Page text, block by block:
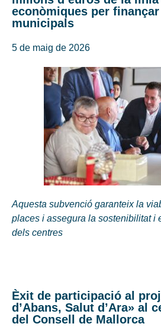
econòmiques per
municipals
5 de maig de 2026
Aquesta subvenció garanteix la
places i assegura la sostenibilitat i
dels centres
Èxit de participació al
d’Abans, Salut d’Ara» al
del Consell de Mallorca